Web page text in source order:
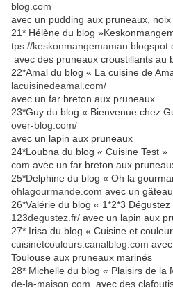
blog.com
avec un pudding aux pruneaux,
21* Hélène du blog
tps://keskonmangemaman.
avec des pruneaux croustillants au
22*Amal du blog « La cuisine de
lacuisinedeamal.com/
avec un far breton aux pruneaux
23*Guy du blog « Bienvenue chez
over-blog.com/
avec un lapin aux pruneaux
24*Loubna du blog « Cuisine Test »
com avec un far breton aux
25*Delphine du blog « Oh la
ohlagourmande.com avec un
26*Valérie du blog « 1*2*3 Dégustez
123degustez.fr/ avec un lapin aux
27* Irisa du blog « Cuisine et
cuisinetcouleurs.canalblog.com
Toulouse aux pruneaux marinés
28* Michelle du blog « Plaisirs de la
de-la-maison.com avec des